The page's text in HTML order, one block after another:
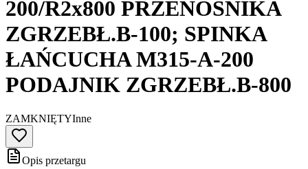
200/R2x800 PRZENOŚNIKA
ZGRZEBŁ.B-100; SPINKA
ŁAŃCUCHA M315-A-200
PODAJNIK ZGRZEBŁ.B-800
ZAMKNIĘTYInne
Opis przetargu